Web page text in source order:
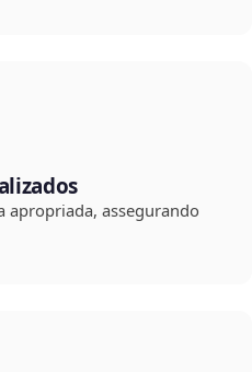
apropriada, assegurando